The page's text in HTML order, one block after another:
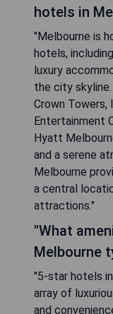
hotels in
"Melbourne is
hotels,
luxury
the city
Crown Towers,
Entertainment
Hyatt
and a serene
Melbourne
a central
attractions."
"What
Melbourne
"5-star hotels
array of
and